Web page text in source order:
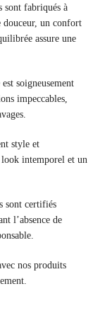
sont fabriqués à
un confort
assure une
soigneusement
impeccables,
style et
intemporel et un
sont certifiés
l’absence de
nos produits